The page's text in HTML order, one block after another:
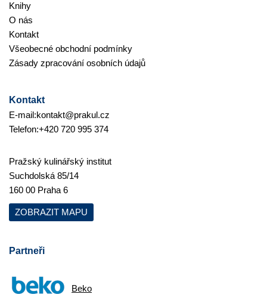
Knihy
O nás
Kontakt
Všeobecné obchodní podmínky
Zásady zpracování osobních údajů
Kontakt
E-mail:kontakt@prakul.cz
Telefon:+420 720 995 374
Pražský kulinářský institut
Suchdolská 85/14
160 00 Praha 6
ZOBRAZIT MAPU
Partneři
Beko